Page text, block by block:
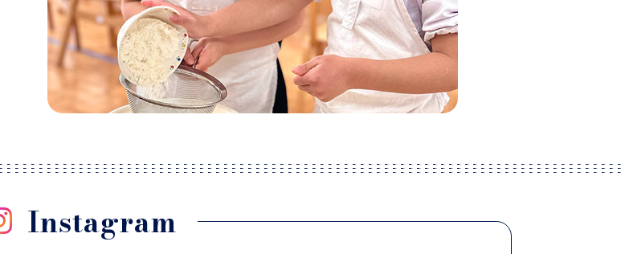
Instagram